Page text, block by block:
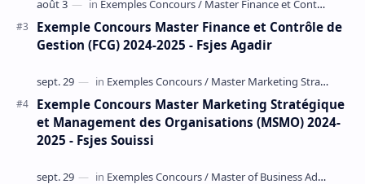
Exemple Concours Master Comptabilité Contrôle
Audit (CCA) 2024-2025 - Fsjes Agadir
Exemple Concours Master Finance et Contrôle de
Gestion (FCG) 2024-2025 - Fsjes Agadir